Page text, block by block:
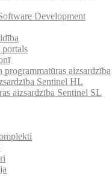
Development
programmatūras aizsardzība
Sentinel HL
aizsardzība Sentinel SL